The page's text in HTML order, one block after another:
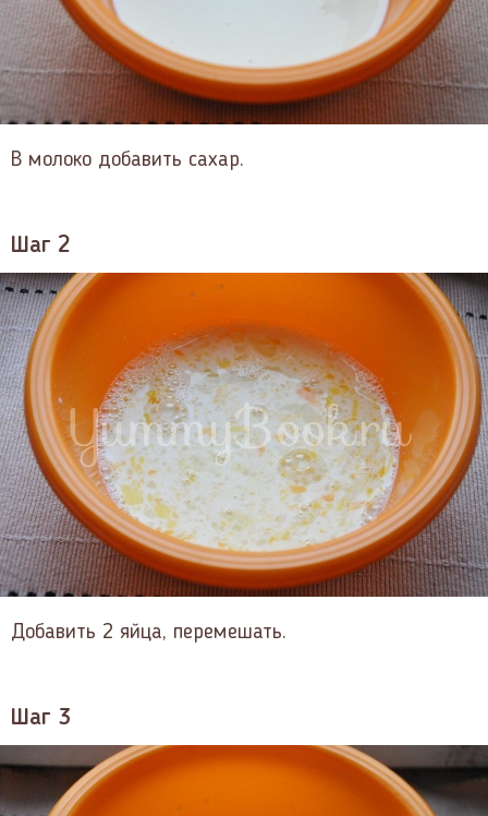
В молоко добавить сахар.
Шаг 2
Добавить 2 яйца, перемешать.
Шаг 3